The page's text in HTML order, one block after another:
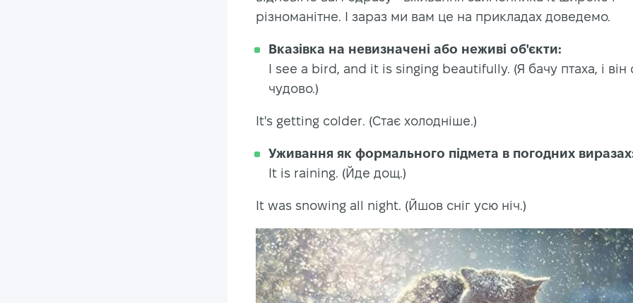
різноманітне. І зараз ми вам це на прикладах доведемо.
Вказівка на невизначені або неживі об'єкти:
I see a bird, and it is singing beautifully. (Я бачу птаха, і він
чудово.)
It's getting colder. (Стає холодніше.)
Уживання як формального підмета в погодних
It is raining. (Йде дощ.)
It was snowing all night. (Йшов сніг усю ніч.)